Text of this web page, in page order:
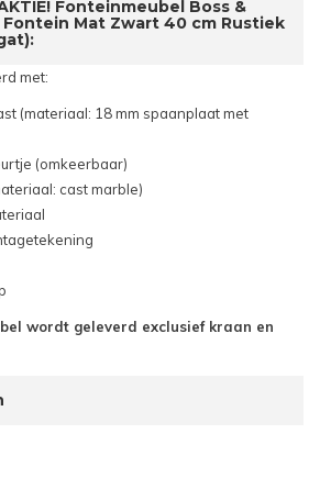
Fonteinmeubel Boss &
Fontein Mat Zwart 40 cm Rustiek
met:
(materiaal: 18 mm spaanplaat met
(omkeerbaar)
cast marble)
wordt geleverd exclusief kraan en